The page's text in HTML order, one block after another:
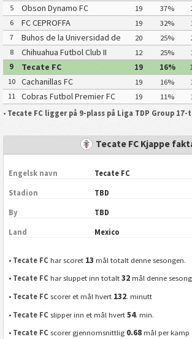
Tijuana Xoloitzcuintles de
Caliente II
5
Obson Dynamo FC 19 37%
6
FC CEPROFFA 19 32%
7
Buhos de la Universidad de
Sonora FC
20 25%
8
Chihuahua Futbol Club II 12 25%
9
Tecate FC 19 16%
10
Cachanillas FC 19 16%
11
Cobras Futbol Premier FC 19 11%
• Tecate FC ligger på 9-plass på Liga TDP Group 17-
Tecate FC Kjappe
Engelsk navn Tecate FC
Stadion TBD
By TBD
Land Mexico
• Tecate FC har scoret 13 mål totalt denne sesongen.
• Tecate FC har sluppet inn totalt32 mål denne
• Tecate FC scorer et mål hvert 132. minutt
• Tecate FC slipper inn et mål hvert54. min.
• Tecate FC scorer gjennomsnittlig 0.68 mål per kamp